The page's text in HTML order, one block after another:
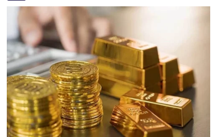
बाद
क्यों
जाता
है
टैक्स
रिफंड,
जानिए